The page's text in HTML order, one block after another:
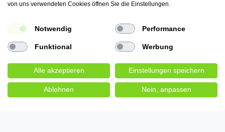
Wir bieten folgende
von uns verwendeten Cookies öffnen Sie die Einstellungen.
Notwendig Performance
Funktional Werbung
Alle akzeptieren Einstellungen speichern
Ablehnen Nein, anpassen